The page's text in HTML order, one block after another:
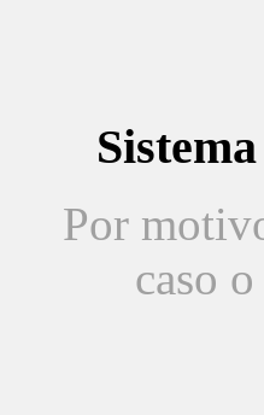
Por
caso